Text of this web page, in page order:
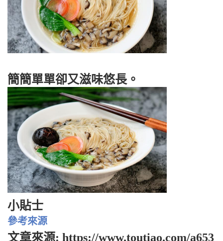
簡簡單單卻又滋味悠長。
小貼士
參考來源
文章來源: https://www.toutiao.com/a653